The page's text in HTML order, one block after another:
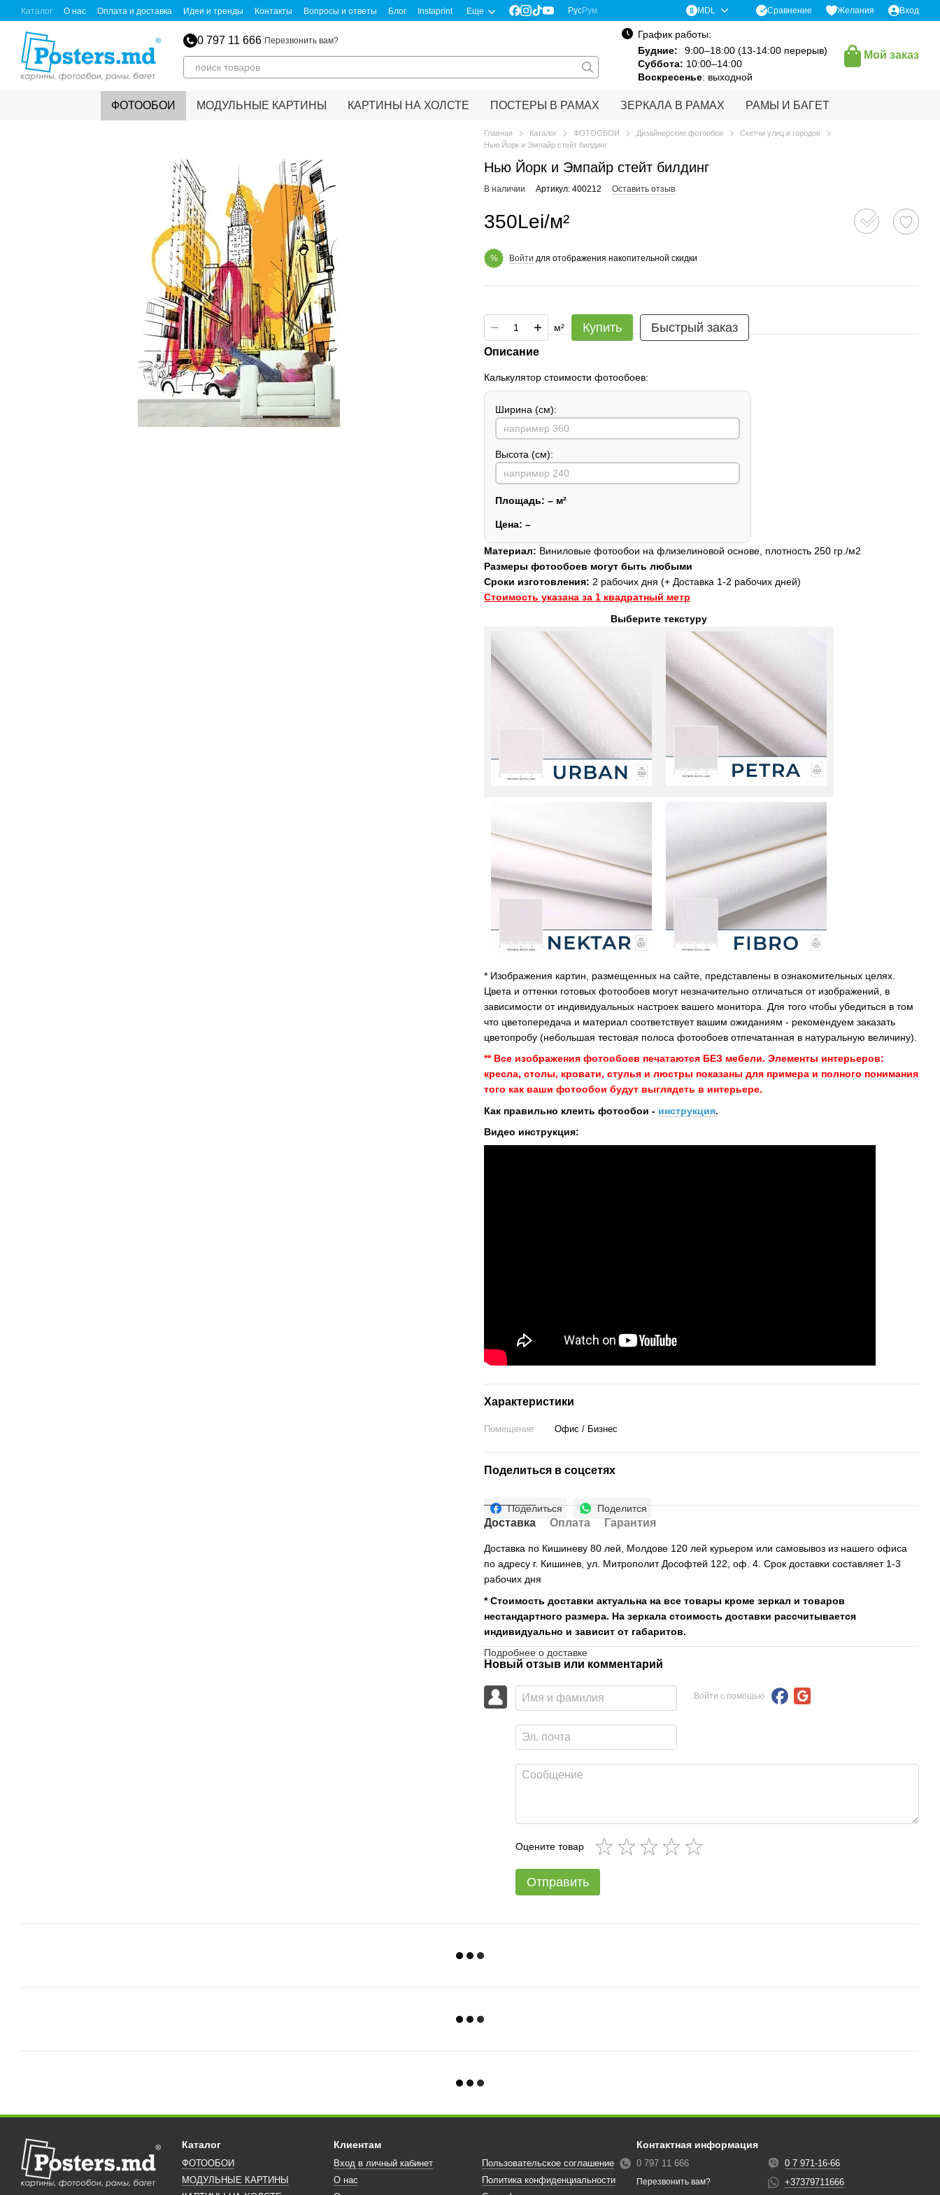
Перейти к основному контенту
Каталог О нас Оплата и доставка Идеи и тренды Контакты Вопросы и ответы Блог Instaprint Еще РусРум MDL Сравнение Желания Вход
0 797 11 666 Перезвонить вам?
График работы:
Будние:
9:00–18:00 (13-14:00 перерыв)
Суббота: 10:00–14:00
Воскресенье: выходной
Мой заказ
ФОТООБОИ МОДУЛЬНЫЕ КАРТИНЫ КАРТИНЫ НА ХОЛСТЕ ПОСТЕРЫ В РАМАХ ЗЕРКАЛА В РАМАХ РАМЫ И БАГЕТ
Главная Каталог ФОТООБОИ Дизайнерские фотообои
Скетчи улиц и городов
Нью Йорк и Эмпайр стейт билдинг
Нью Йорк и Эмпайр стейт билдинг
В наличии Артикул: 400212 Оставить отзыв
350Lei/м²
% Войти для отображения накопительной скидки
м² Купить Быстрый заказ
Описание
Калькулятор стоимости фотообоев:
Ширина (см):
Высота (см):
Площадь: – м²
Цена: –
Материал: Виниловые фотообои на флизелиновой основе, плотность 250 гр./м2
Размеры фотообоев могут быть любыми
Сроки изготовления: 2 рабочих дня (+ Доставка 1-2 рабочих дней)
Стоимость указана за 1 квадратный метр
Выберите текстуру
* Изображения картин, размещенных на сайте, представлены в ознакомительных целях.
Цвета и оттенки готовых фотообоев могут незначительно отличаться от изображений, в
зависимости от индивидуальных настроек вашего монитора. Для того чтобы убедиться в том
что цветопередача и материал соответствует вашим ожиданиям - рекомендуем заказать
цветопробу (небольшая тестовая полоса фотообоев отпечатанная в натуральную величину).
** Все изображения фотообоев печатаются БЕЗ мебели. Элементы интерьеров:
кресла, столы, кровати, стулья и люстры показаны для примера и полного понимания
того как ваши фотообои будут выглядеть в интерьере.
Как правильно клеить фотообои - инструкция.
Видео инструкция:
Характеристики
Помещение Офис / Бизнес
Поделиться в соцсетях
Поделиться Поделится
Доставка Оплата Гарантия
Доставка по Кишиневу 80 лей, Молдове 120 лей курьером или самовывоз из нашего офиса
по адресу г. Кишинев, ул. Митрополит Дософтей 122, оф. 4. Срок доставки составляет 1-3
рабочих дня
* Стоимость доставки актуальна на все товары кроме зеркал и товаров
нестандартного размера. На зеркала стоимость доставки рассчитывается
индивидуально и зависит от габаритов.
Подробнее о доставке
Новый отзыв или комментарий
Войти с помощью
Оцените товар
Отправить
Каталог
ФОТООБОИ
МОДУЛЬНЫЕ КАРТИНЫ
Клиентам
Вход в личный кабинет
О нас
Пользовательское соглашение
Политика конфиденциальности
Контактная информация
0 797 11 666
Перезвонить вам?
0 7 971-16-66
+37379711666